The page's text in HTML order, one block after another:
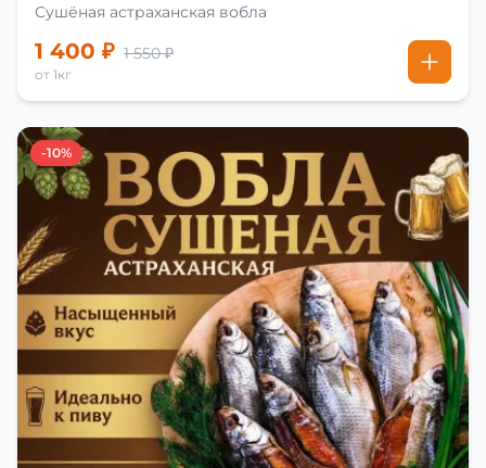
Сушёная астраханская вобла
1 400 ₽ 1 550 ₽
от 1кг
-10%